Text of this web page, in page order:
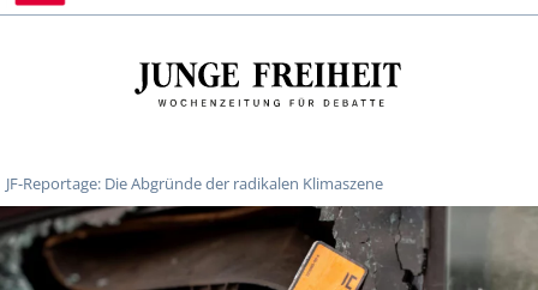
JF-Reportage: Die Abgründe der radikalen Klimaszene